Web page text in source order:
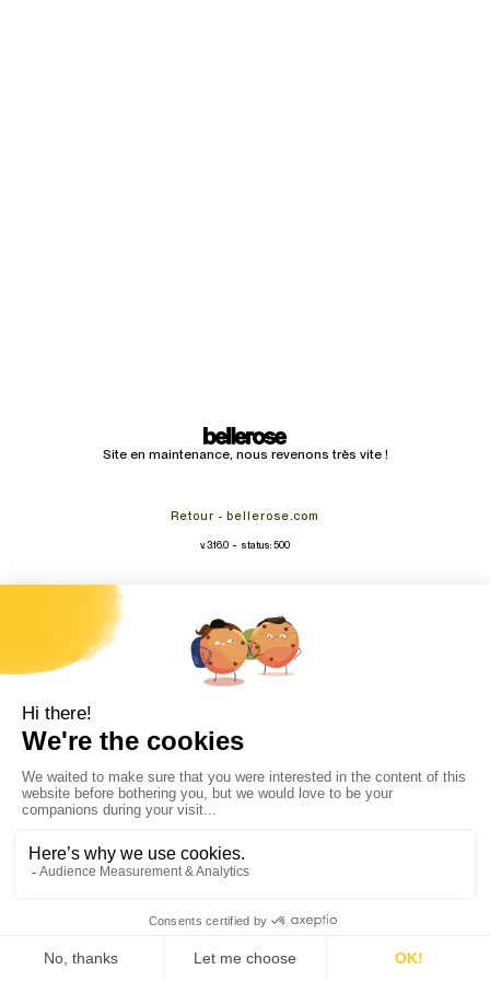
Site en maintenance, nous revenons très vite !
Retour - bellerose.com
v. 3.16.0 - status: 500